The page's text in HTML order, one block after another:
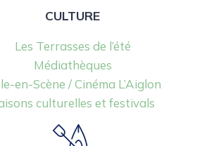
CULTURE
Les Terrasses de l’été
Médiathèques
en-Scène / Cinéma L’Aiglon
culturelles et festivals